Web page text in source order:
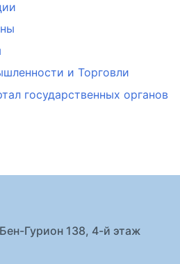
и Торговли
государственных органов
Гурион 138, 4-й этаж